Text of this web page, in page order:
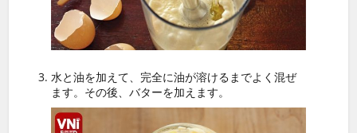
水と油を加えて、完全に油が溶けるまでよく混ぜ
ます。その後、バターを加えます。